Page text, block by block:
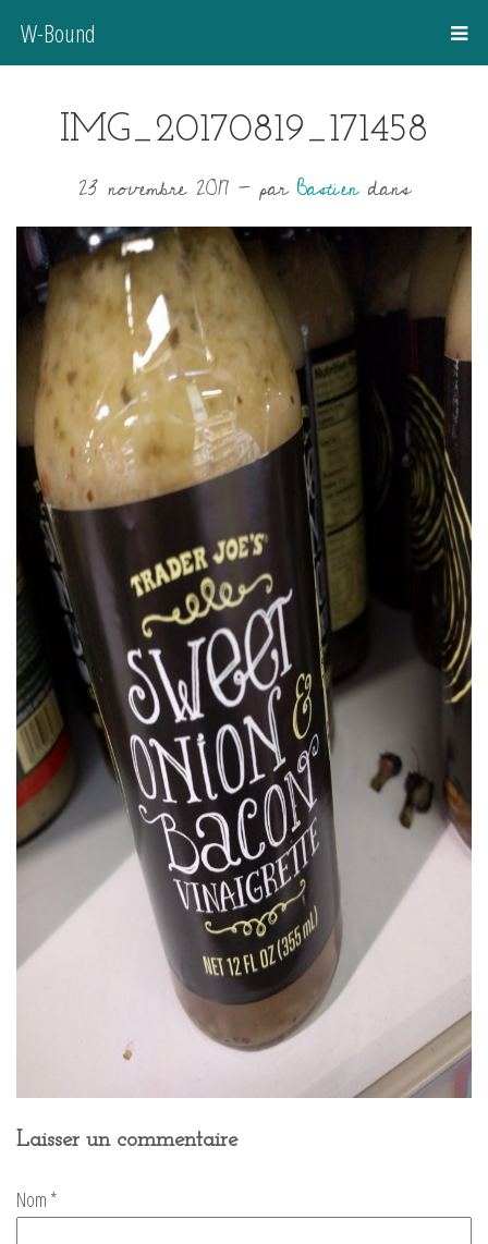
W-Bound
IMG_20170819_171458
23 novembre 2017 -parBastiendans
Laisser un commentaire
Nom *